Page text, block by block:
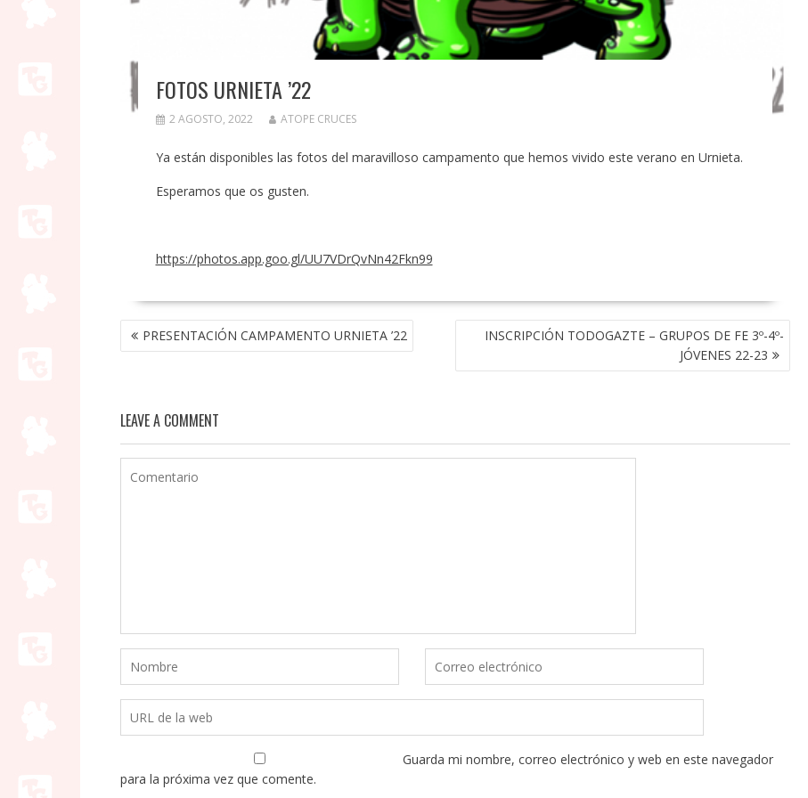
FOTOS URNIETA ’22
2 AGOSTO, 2022 ATOPE CRUCES
Ya están disponibles las fotos del maravilloso campamento que hemos vivido este verano en Urnieta.
Esperamos que os gusten.
https://photos.app.goo.gl/UU7VDrQvNn42Fkn99
NAVEGACIÓN
DE PRESENTACIÓN CAMPAMENTO URNIETA ’22
INSCRIPCIÓN TODOGAZTE – GRUPOS DE FE 3º-4º-
JÓVENES 22-23
LEAVE A COMMENT
Guarda mi nombre, correo electrónico y web en este navegador
para la próxima vez que comente.